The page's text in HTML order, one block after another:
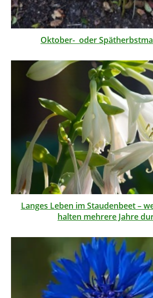
Oktober- oder
Langes Leben im Staudenbeet –
halten mehrere Jahre